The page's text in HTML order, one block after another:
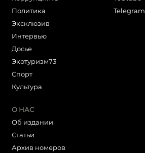
Политика
Эксклюзив
Интервью
Досье
Экотуризм73
Cпорт
Культура
Telegram
О НАС
Об издании
Статьи
Архив номеров